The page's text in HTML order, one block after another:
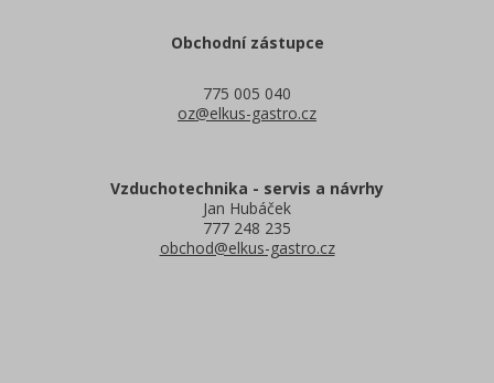
Obchodní zástupce
775 005 040
oz@elkus-gastro.cz
Vzduchotechnika - servis a návrhy
Jan Hubáček
777 248 235
obchod@elkus-gastro.cz